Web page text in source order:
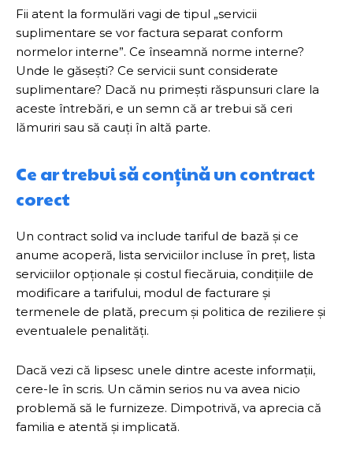
Fii atent la formulări vagi de tipul „servicii
suplimentare se vor factura separat conform
normelor interne”. Ce înseamnă norme interne?
Unde le găsești? Ce servicii sunt considerate
suplimentare? Dacă nu primești răspunsuri clare la
aceste întrebări, e un semn că ar trebui să ceri
lămuriri sau să cauți în altă parte.
Ce ar trebui să conțină un contract
corect
Un contract solid va include tariful de bază și ce
anume acoperă, lista serviciilor incluse în preț, lista
serviciilor opționale și costul fiecăruia, condițiile de
modificare a tarifului, modul de facturare și
termenele de plată, precum și politica de reziliere și
eventualele penalități.
Dacă vezi că lipsesc unele dintre aceste informații,
cere-le în scris. Un cămin serios nu va avea nicio
problemă să le furnizeze. Dimpotrivă, va aprecia că
familia e atentă și implicată.